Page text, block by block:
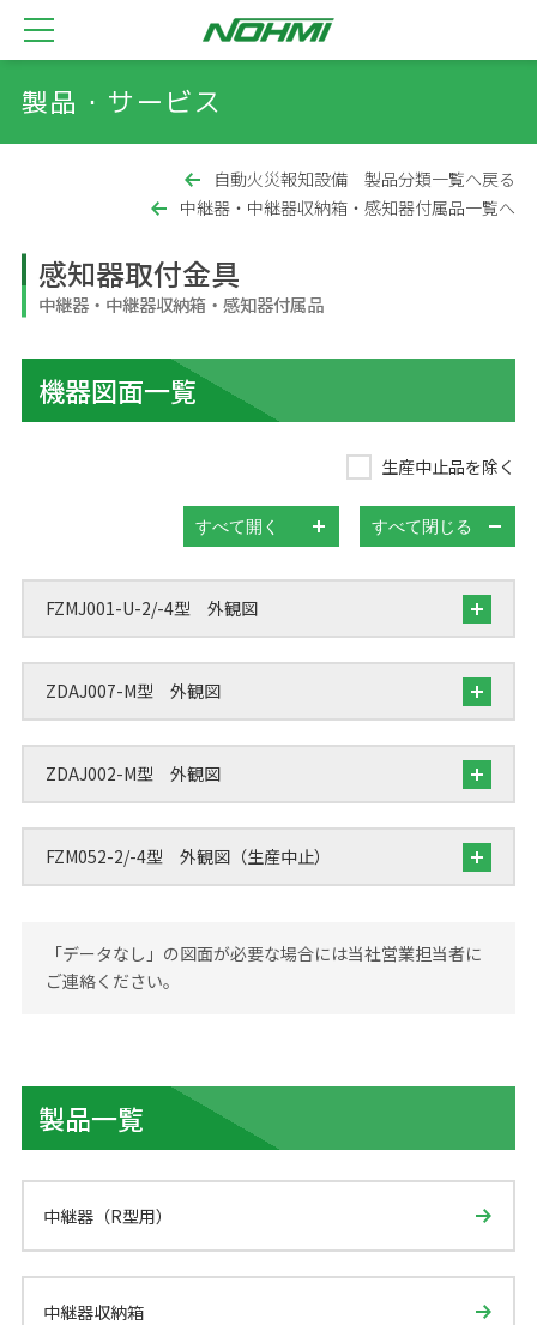
製品・サービス
自動火災報知設備 製品分類一覧へ戻る
中継器・中継器収納箱・感知器付属品一覧へ
感知器取付金具
中継器・中継器収納箱・感知器付属品
機器図面一覧
生産中止品を除く
すべて開く すべて閉じる
FZMJ001-U-2/-4型 外観図
ZDAJ007-M型 外観図
ZDAJ002-M型 外観図
FZM052-2/-4型 外観図（生産中止）
「データなし」の図面が必要な場合には当社営業担当者に
ご連絡ください。
製品一覧
中継器（R型用）
中継器収納箱